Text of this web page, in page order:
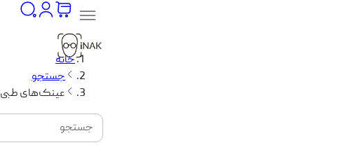
خانه
جستجو
عینک‌های طبی
جستجو